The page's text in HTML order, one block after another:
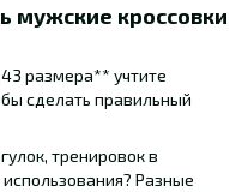
мужские кроссовки
размера** учтите
сделать правильный
тренировок в
Разные